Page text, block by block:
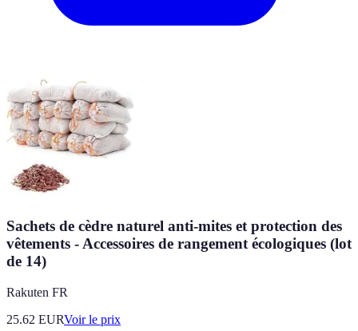
Sachets de cèdre naturel anti-mites et protection des
vêtements - Accessoires de rangement écologiques (lot
de 14)
Rakuten FR
25.62 EURVoir le prix